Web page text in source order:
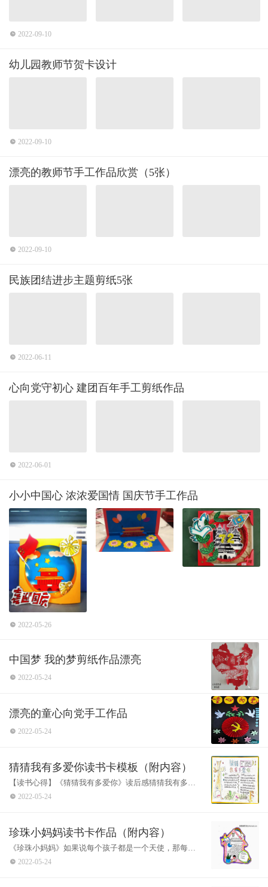
2022-09-10
幼儿园教师节贺卡设计
2022-09-10
漂亮的教师节手工作品欣赏（5张）
2022-09-10
民族团结进步主题剪纸5张
2022-06-11
心向党守初心 建团百年手工剪纸作品
2022-06-01
小小中国心 浓浓爱国情 国庆节手工作品
2022-05-26
中国梦 我的梦剪纸作品漂亮
2022-05-24
漂亮的童心向党手工作品
2022-05-24
猜猜我有多爱你读书卡模板（附内容）
【读书心得】《猜猜我有多爱你》读后感猜猜我有多爱
你?这样一句普通的话语，让人觉得无比的温馨。爱这种
2022-05-24
珍珠小妈妈读书卡作品（附内容）
《珍珠小妈妈》如果说每个孩子都是一个天使，那每个
妈妈，就都是守护天使的女神。母爱有千万种表达，或
2022-05-24